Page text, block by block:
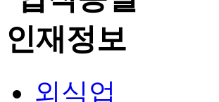
외식업